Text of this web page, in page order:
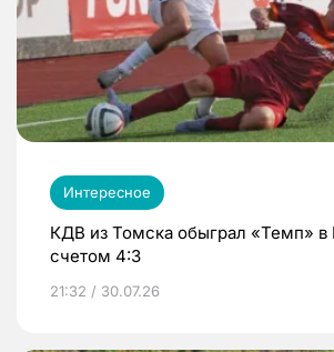
Интересное
КДВ из Томска обыграл «Темп» в
счетом 4:3
21:32 / 30.07.26